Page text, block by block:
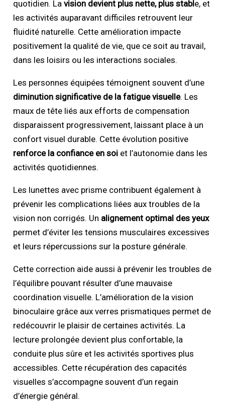
quotidien. Lavision devient plus nette, plus stable, et
les activités auparavant difficiles retrouvent leur
fluidité naturelle. Cette amélioration impacte
positivement la qualité de vie, que ce soit au travail,
dans les loisirs ou les interactions sociales.
Les personnes équipées témoignent souvent d’une
diminution significative de la fatigue visuelle. Les
maux de tête liés aux efforts de compensation
disparaissent progressivement, laissant place à un
confort visuel durable. Cette évolution positive
renforce la confiance en soi et l’autonomie dans les
activités quotidiennes.
Les lunettes avec prisme contribuent également à
prévenir les complications liées aux troubles de la
vision non corrigés. Un alignement optimal des yeux
permet d’éviter les tensions musculaires excessives
et leurs répercussions sur la posture générale.
Cette correction aide aussi à prévenir les troubles de
l’équilibre pouvant résulter d’une mauvaise
coordination visuelle. L’amélioration de la vision
binoculaire grâce aux verres prismatiques permet de
redécouvrir le plaisir de certaines activités. La
lecture prolongée devient plus confortable, la
conduite plus sûre et les activités sportives plus
accessibles. Cette récupération des capacités
visuelles s’accompagne souvent d’un regain
d’énergie général.